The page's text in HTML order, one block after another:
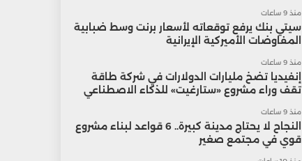
منذ 9 ساعات
سيتي بنك يرفع توقعاته لأسعار برنت وسط ضبابية
المفاوضات الأميركية الإيرانية
منذ 9 ساعات
إنفيديا تضخ مليارات الدولارات في شركة طاقة
تقف وراء مشروع «ستارغيت» للذكاء الاصطناعي
منذ 9 ساعات
النجاح لا يحتاج مدينة كبيرة.. 6 قواعد لبناء مشروع
قوي في مجتمع صغير